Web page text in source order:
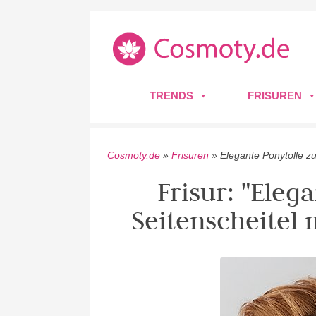
TRENDS FRISUREN
Cosmoty.de » Frisuren » Elegante Ponytolle
Frisur:
Seitenscheitel